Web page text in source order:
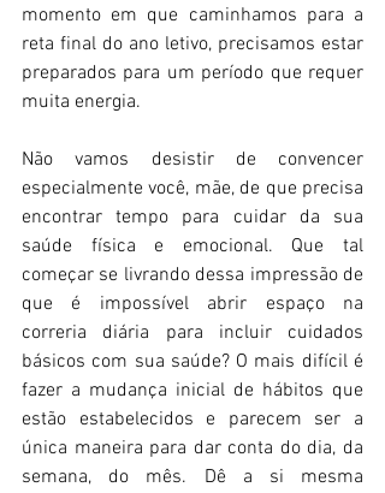
momento em que caminhamos para a
reta final do ano letivo, precisamos estar
preparados para um período que requer
muita energia.
Não vamos desistir de convencer
especialmente você, mãe, de que precisa
encontrar tempo para cuidar da sua
saúde física e emocional. Que tal
começar se livrando dessa impressão de
que é impossível abrir espaço na
correria diária para incluir cuidados
básicos com sua saúde? O mais difícil é
fazer a mudança inicial de hábitos que
estão estabelecidos e parecem ser a
única maneira para dar conta do dia, da
semana, do mês. Dê a si mesma